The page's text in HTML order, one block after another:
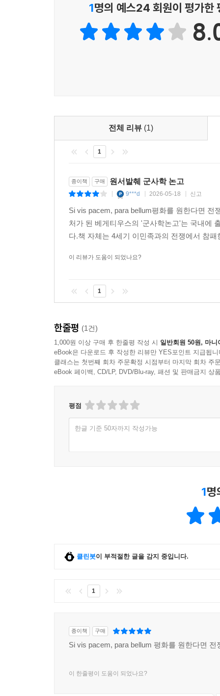
1명의 예스24 회원이 평가한
전체 리뷰 (1)
1
종이책 구매 원서발췌 군사학 논고
9***d 2026-05-18 신고
Si vis pacem, para bellum평화를 원한다면
처가 된 베게티우스의 '군사학논고'는 국내에
다.책 자체는 4세기 이민족과의 전쟁에서 참
이 리뷰가 도움이 되었나요?
1
한줄평 (1건)
1,000원 이상 구매 후 한줄평 작성 시 일반회원 50원, 마니
eBook은 다운로드 후 작성한 리뷰만 YES포인트 지급됩니
클래스는 첫번째 회차 주문확정 시점부터 마지막 회차 주
eBook 페이백, CD/LP, DVD/Blu-ray, 패션 및 판매금지 상
평점
한글 기준 50자까지 작성가능
1명
클린봇이 부적절한 글을 감지 중입니다.
1
종이책 구매
Si vis pacem, para bellum 평화를 원한다면 전
이 한줄평이 도움이 되었나요?